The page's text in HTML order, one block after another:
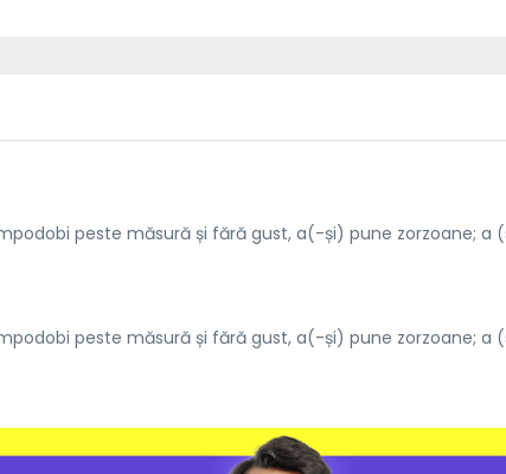
peste măsură și fără gust, a(-și) pune zorzoane; a
peste măsură și fără gust, a(-și) pune zorzoane; a